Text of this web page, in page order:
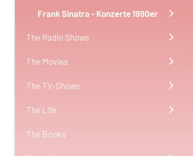
Frank Sinatra - Konzerte 1990er
The Radio Shows
The Movies
The TV-Shows
The Life
The Books